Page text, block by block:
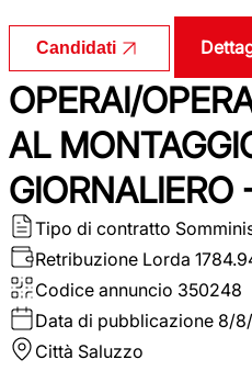
Candidati
OPERAI/
AL
Tipo di contratto
Retribuzione Lorda
Codice annuncio 350248
Data di pubblicazione 8/
Città Saluzzo